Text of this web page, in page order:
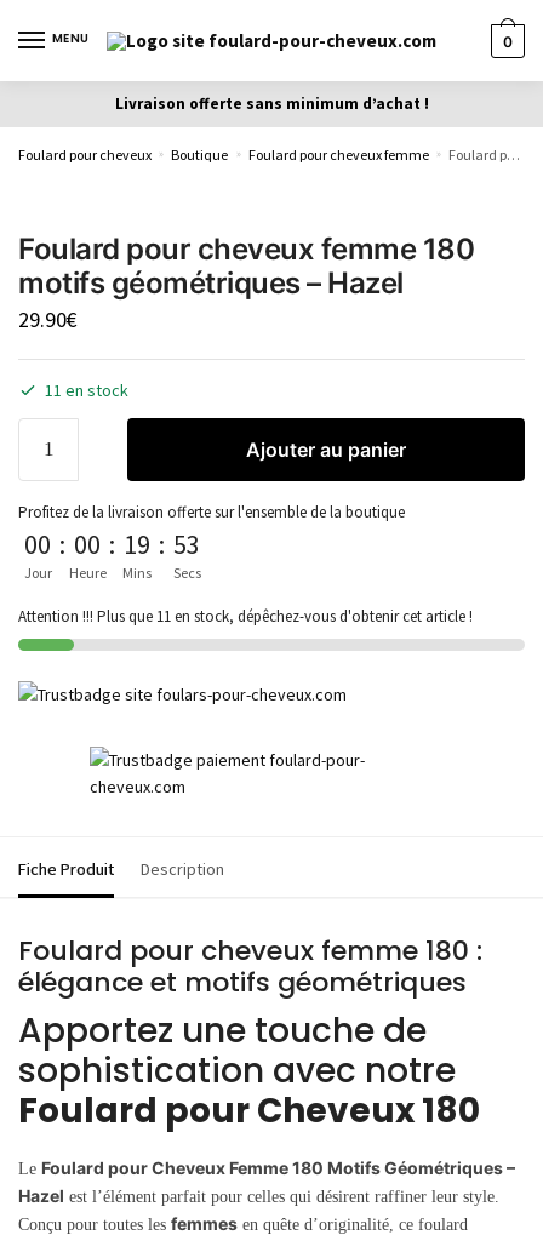
MENU 0
Livraison offerte sans minimum d’achat !
Foulard pour cheveux » Boutique » Foulard pour cheveux femme » Foulard pour cheveux femme 180 motifs géométriques – Hazel
Foulard pour cheveux femme 180
motifs géométriques – Hazel
29.90€
11 en stock
Ajouter au panier
Profitez de la livraison offerte sur l'ensemble de la boutique
00
Jour
: 00
Heure
: 19
Mins
: 53
Secs
Attention !!! Plus que 11 en stock, dépêchez-vous d'obtenir cet article !
Fiche Produit Description
Foulard pour cheveux femme 180 :
élégance et motifs géométriques
Apportez une touche de
sophistication avec notre
Foulard pour Cheveux 180
Le Foulard pour Cheveux Femme 180 Motifs Géométriques –
Hazel est l’élément parfait pour celles qui désirent raffiner leur style.
Conçu pour toutes les femmes en quête d’originalité, ce foulard